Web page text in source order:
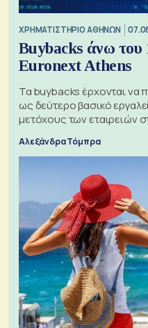
XΡΗΜΑΤΙΣΤΗΡΙΟ ΑΘΗΝΩΝ
Buybacks άνω του
Euronext Athens
Τα buybacks έρχονται να
ως δεύτερο βασικό
μετόχους των εταιρειών
Αλεξάνδρα Τόμπρα